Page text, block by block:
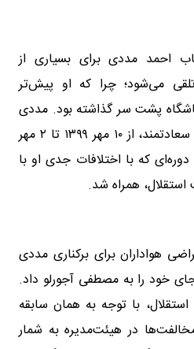
احمد مددی برای بسیاری از
می‌شود؛ چرا که او پیش‌تر
پشت سر گذاشته بود. مددی
پس از برکناری مرحوم احمد سعادتمند، از ۱۰ مهر ۱۳۹۹ تا ۲ مهر
دوره‌ای که با اختلافات جدی او با
همراه شد.
هواداران برای برکناری مددی
خود را به مصطفی آجورلو داد.
با توجه به همان سابقه
در هیئت‌مدیره به شمار